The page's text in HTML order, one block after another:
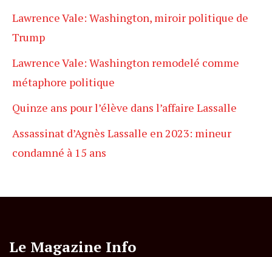
Lawrence Vale: Washington, miroir politique de
Trump
Lawrence Vale: Washington remodelé comme
métaphore politique
Quinze ans pour l’élève dans l’affaire Lassalle
Assassinat d’Agnès Lassalle en 2023: mineur
condamné à 15 ans
Le Magazine Info